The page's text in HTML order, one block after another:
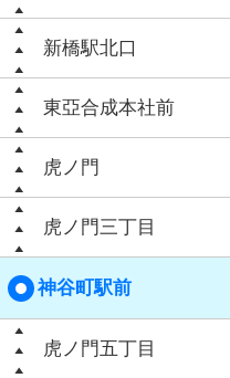
新橋駅北口
東亞合成本社前
虎ノ門
虎ノ門三丁目
神谷町駅前
虎ノ門五丁目